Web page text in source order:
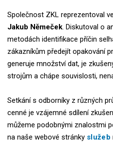
Společnost ZKL reprezentoval
Jakub Němeček. Diskutoval o
metodách identifikace příčin
zákazníkům předejít opakování
generuje množství dat, je
strojům a chápe souvislosti,
Setkání s odborníky z různých
cenné je vzájemné sdílení
můžeme podobnými znalostmi
na naše webové stránky služeb